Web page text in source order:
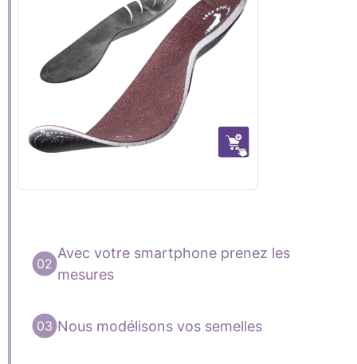
Avec votre smartphone prenez les
mesures
Nous modélisons vos semelles